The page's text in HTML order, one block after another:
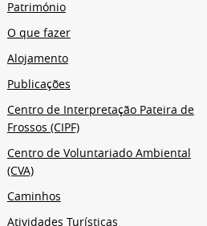
Património
O que fazer
Alojamento
Publicações
Centro de Interpretação Pateira de
Frossos (CIPF)
Centro de Voluntariado Ambiental
(CVA)
Caminhos
Atividades Turísticas